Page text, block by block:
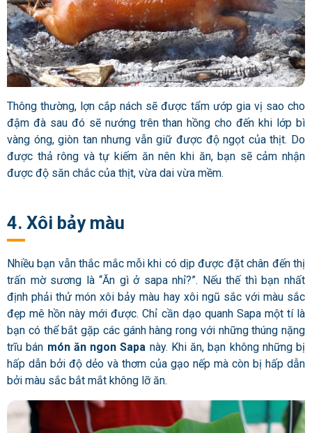
Thông thường, lợn cắp nách sẽ được tẩm ướp gia vị sao cho
đậm đà sau đó sẽ nướng trên than hồng cho đến khi lớp bì
vàng óng, giòn tan nhưng vẫn giữ được độ ngọt của thịt. Do
được thả rông và tự kiếm ăn nên khi ăn, bạn sẽ cảm nhận
được độ săn chắc của thịt, vừa dai vừa mềm.
4. Xôi bảy màu
Nhiều bạn vẫn thắc mắc mỗi khi có dịp được đặt chân đến thị
trấn mờ sương là “Ăn gì ở sapa nhỉ?”. Nếu thế thì bạn nhất
định phải thử món xôi bảy màu hay xôi ngũ sắc với màu sắc
đẹp mê hồn này mới được. Chỉ cần dạo quanh Sapa một tí là
bạn có thể bắt gặp các gánh hàng rong với những thúng nặng
trĩu bán món ăn ngon Sapa này. Khi ăn, bạn không những bị
hấp dẫn bởi độ dẻo và thơm của gạo nếp mà còn bị hấp dẫn
bởi màu sắc bắt mắt không lỡ ăn.